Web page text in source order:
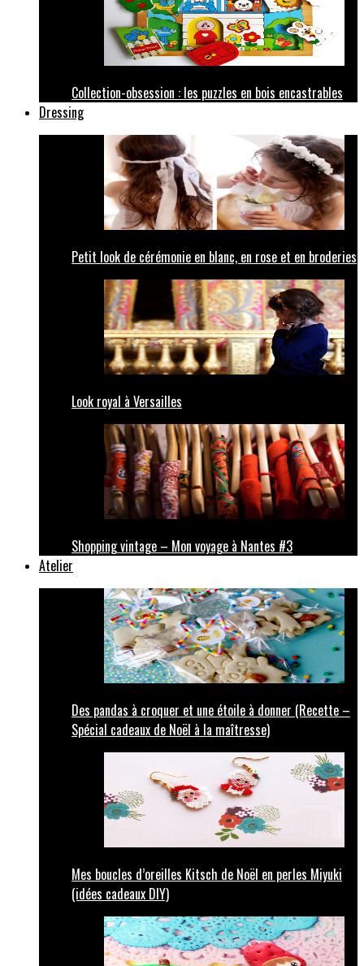
Collection-obsession : les puzzles en bois encastrables
Dressing
Petit look de cérémonie en blanc, en rose et en broderies
Look royal à Versailles
Shopping vintage – Mon voyage à Nantes #3
Atelier
Des pandas à croquer et une étoile à donner (Recette –
Spécial cadeaux de Noël à la maîtresse)
Mes boucles d’oreilles Kitsch de Noël en perles Miyuki
(idées cadeaux DIY)